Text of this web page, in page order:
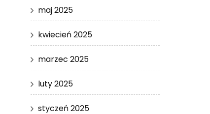
maj 2025
kwiecień 2025
marzec 2025
luty 2025
styczeń 2025